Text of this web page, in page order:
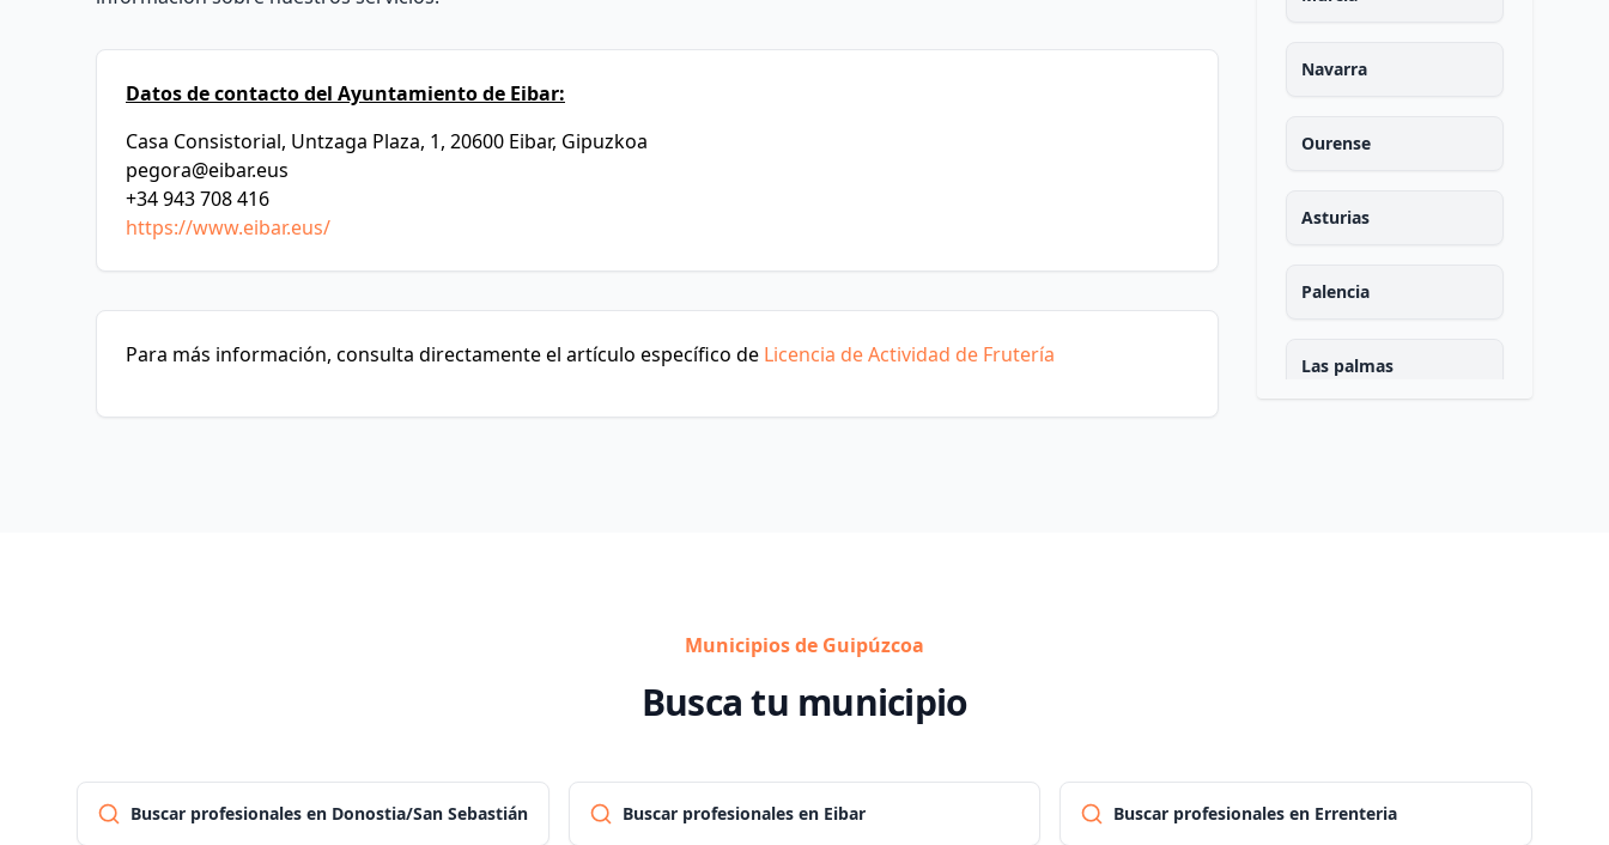
Datos de contacto del Ayuntamiento de Eibar:
Casa Consistorial, Untzaga Plaza, 1, 20600 Eibar, Gipuzkoa
pegora@eibar.eus
+34 943 708 416
https://www.eibar.eus/
Para más información, consulta directamente el artículo específico de Licencia de Actividad de Frutería
Navarra
Ourense
Asturias
Palencia
Las palmas
Sevilla
Municipios de Guipúzcoa
Busca tu municipio
Buscar profesionales en Donostia/San Sebastián Buscar profesionales en Eibar Buscar profesionales en Errenteria